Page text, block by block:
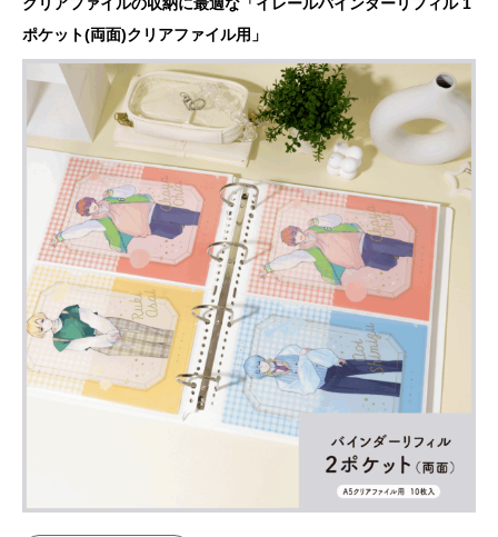
ポケット(両面)クリアファイル用」